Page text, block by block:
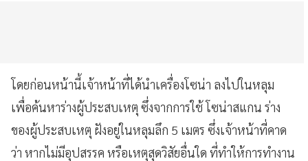
โดยก่อนหน้านี้เจ้าหน้าที่ได้นำเครื่องโซน่า ลงไปในหลุม
เพื่อค้นหาร่างผู้ประสบเหตุ ซึ่งจากการใช้ โซน่าสแกน ร่าง
ของผู้ประสบเหตุ ฝังอยู่ในหลุมลึก 5 เมตร ซึ่งเจ้าหน้าที่คาด
ว่า หากไม่มีอุปสรรค หรือเหตุสุดวิสัยอื่นใด ที่ทำให้การทำงาน